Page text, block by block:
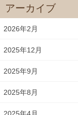
アーカイブ
2026年2月
2025年12月
2025年9月
2025年8月